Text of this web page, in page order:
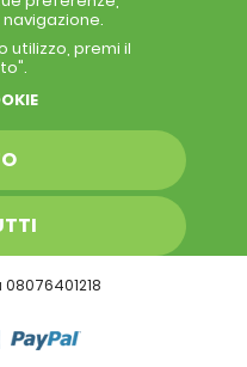
utilizzo, premi il